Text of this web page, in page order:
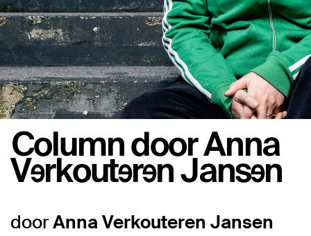
Column door Anna
Verkouteren Jansen
doorAnna Verkouteren Jansen